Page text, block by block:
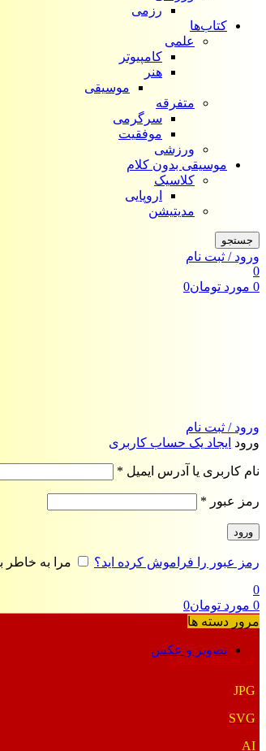
رزمی
کتاب‌ها
علمی
کامپیوتر
هنر
موسیقی
متفرقه
سرگرمی
موفقیت
ورزشی
موسیقی بدون کلام
کلاسیک
اروپایی
مدیتیشن
جستجو
ورود / ثبت نام
0
0 مورد تومان0
ورود / ثبت نام
ورود ایجاد یک حساب کاربری
نام کاربری یا آدرس ایمیل *
رمز عبور *
ورود
رمز عبور را فراموش کرده اید؟
مرا به خاطر
0
0 مورد تومان0
مرور دسته ها
تصویر و عکس
فرمت‌های خاص
JPG
SVG
AI